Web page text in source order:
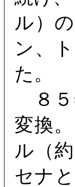
ル）
ン、
た。
８５
変換
ル（
セナ